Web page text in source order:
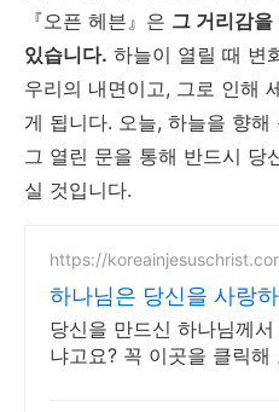
『오픈 헤븐』은 그 거리감
있습니다. 하늘이 열릴 때 변
우리의 내면이고, 그로 인해
게 됩니다. 오늘, 하늘을 향
그 열린 문을 통해 반드시 당
실 것입니다.
https://
하나님은 당신을 사랑
YOU
당신을 만드신 하나님께
냐고요? 꼭 이곳을 클릭해